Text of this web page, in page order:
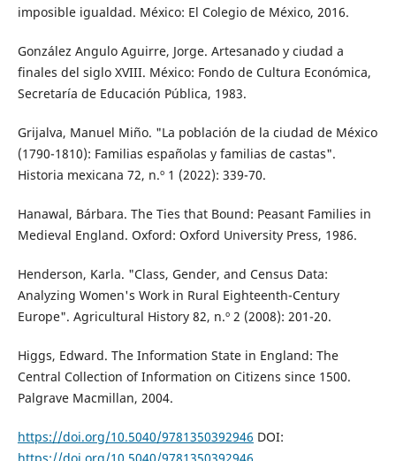
imposible igualdad. México: El Colegio de México, 2016.
González Angulo Aguirre, Jorge. Artesanado y ciudad a
finales del siglo XVIII. México: Fondo de Cultura Económica,
Secretaría de Educación Pública, 1983.
Grijalva, Manuel Miño. "La población de la ciudad de México
(1790-1810): Familias españolas y familias de castas".
Historia mexicana 72, n.º 1 (2022): 339-70.
Hanawal, Bárbara. The Ties that Bound: Peasant Families in
Medieval England. Oxford: Oxford University Press, 1986.
Henderson, Karla. "Class, Gender, and Census Data:
Analyzing Women's Work in Rural Eighteenth-Century
Europe". Agricultural History 82, n.º 2 (2008): 201-20.
Higgs, Edward. The Information State in England: The
Central Collection of Information on Citizens since 1500.
Palgrave Macmillan, 2004.
https://doi.org/10.5040/9781350392946 DOI: